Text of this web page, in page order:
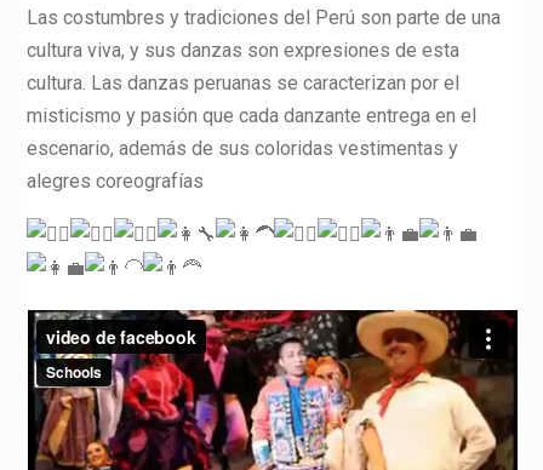
Las costumbres y tradiciones del Perú son parte de una
cultura viva, y sus danzas son expresiones de esta
cultura. Las danzas peruanas se caracterizan por el
misticismo y pasión que cada danzante entrega en el
escenario, además de sus coloridas vestimentas y
alegres coreografías